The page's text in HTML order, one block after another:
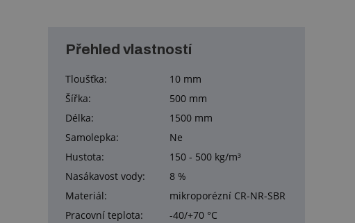
Přehled vlastností
Tloušťka:
10 mm
Šířka:
500 mm
Délka:
1500 mm
Samolepka:
Ne
Hustota:
150 - 500 kg/m³
Nasákavost vody:
8 %
Materiál:
mikroporézní CR-NR-SBR
Pracovní teplota:
-40/+70 °C